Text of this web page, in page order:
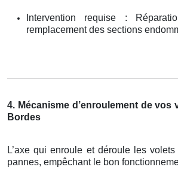
Intervention requise :
remplacement des sections
4. Mécanisme d’enroulement de
Bordes
L’axe qui enroule et déroule les
pannes, empêchant le bon